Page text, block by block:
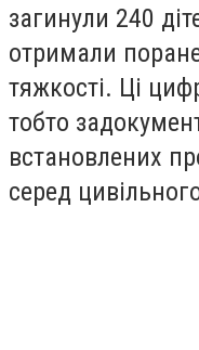
загинули 240
отримали
тяжкості. Ці
тобто
встановлених
серед